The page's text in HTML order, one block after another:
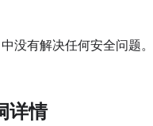
没有解决任何安全问题。
详情